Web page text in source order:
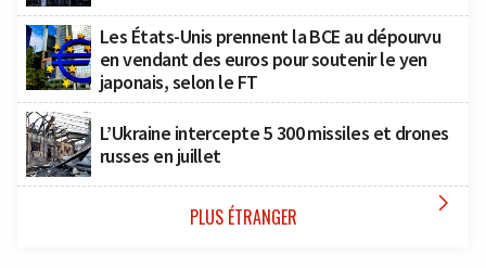
Les États-Unis prennent la BCE au dépourvu
en vendant des euros pour soutenir le yen
japonais, selon le FT
L’Ukraine intercepte 5 300 missiles et drones
russes en juillet
PLUS ÉTRANGER 